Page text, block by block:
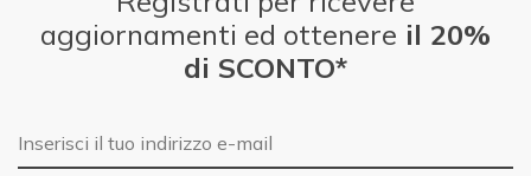
aggiornamenti ed ottenere il 20%
di SCONTO*
E-mail